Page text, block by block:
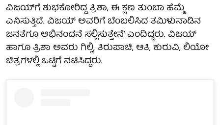
ವಿಜಯ್‌ಗೆ ಶುಭಕೋರಿದ್ದ ತ್ರಿಶಾ, ಈ ಕ್ಷಣ ತುಂಬಾ ಹೆಮ್ಮೆ
ಎನಿಸುತ್ತಿದೆ. ವಿಜಯ್ ಅವರಿಗೆ ಬೆಂಬಲಿಸಿದ ತಮಿಳುನಾಡಿನ
ಜನತೆಗೂ ಅಭಿನಂದನೆ ಸಲ್ಲಿಸುತ್ತೇನೆʼ ಎಂದಿದ್ದರು. ವಿಜಯ್
ಹಾಗೂ ತ್ರಿಶಾ ಅವರು ಗಿಲ್ಲಿ, ತಿರುಪಾಚಿ, ಆತಿ, ಕುರುವಿ, ಲಿಯೋ
ಚಿತ್ರಗಳಲ್ಲಿ ಒಟ್ಟಿಗೆ ನಟಿಸಿದ್ದರು.